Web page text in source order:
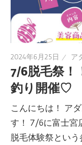
2024年6月25日 ア
7/6脱毛祭！
釣り開催♡
こんにちは！ ア
す！ 7/6に富士宮
脱毛体験祭とい